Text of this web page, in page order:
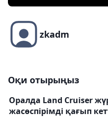
zkadm
Оқи отырыңыз
Оралда Land Cruiser
жасөспірімді қағып